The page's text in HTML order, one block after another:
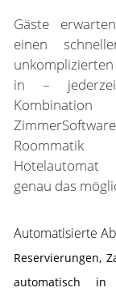
Gäste
einen
in –
Roommatik
genau das
Automatisierte
Reservierungen,
automatisch